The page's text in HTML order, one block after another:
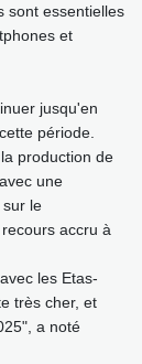
sont essentielles
et
jusqu'en
période.
production de
une
le
accru à
les Etas-
très cher, et
a noté